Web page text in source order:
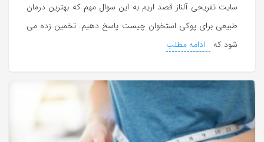
سایت تفریحی آلناز قصد اریم به این سوال مهم که بهترین درمان
طبیعی برای پوکی استخوان چیست پاسخ دهیم. تخمین زده می
شود که
ادامه مطلب